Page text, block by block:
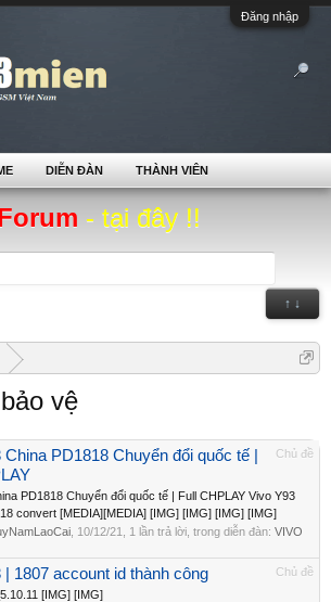
Đăng nhập
- tại đây !!
↑ ↓
vệ
Chủ đề
PD1818 Chuyển đổi quốc tế |
PD1818 Chuyển đổi quốc tế | Full CHPLAY Vivo Y93
convert [MEDIA][MEDIA] [IMG] [IMG] [IMG] [IMG]
10/12/21 , 1 lần trả lời, trong diễn đàn: VIVO
Chủ đề
| 1807 account id thành công
[IMG] [IMG]
DIỄN ĐÀN THÀNH VIÊN